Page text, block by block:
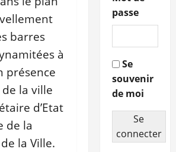
barres
à
présence
la ville
d’Etat
de la
la Ville.
passe
Se
souvenir
de moi
Se
connecter